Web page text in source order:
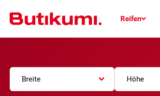
Reifen
Breite Höhe